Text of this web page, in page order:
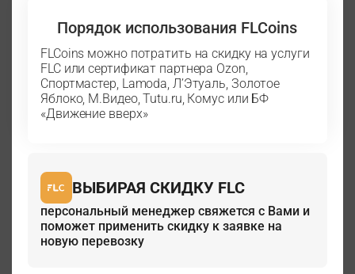
Порядок использования FLCoins
FLCoins можно потратить на скидку на услуги
FLC или сертификат партнера Ozon,
Спортмастер, Lamoda, Л’Этуаль, Золотое
Яблоко, М.Видео, Tutu.ru, Комус или БФ
«Движение вверх»
ВЫБИРАЯ СКИДКУ FLC
персональный менеджер свяжется с Вами и
поможет применить скидку к заявке на
новую перевозку